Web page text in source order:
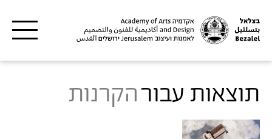
תוצאות עבורהקרנות